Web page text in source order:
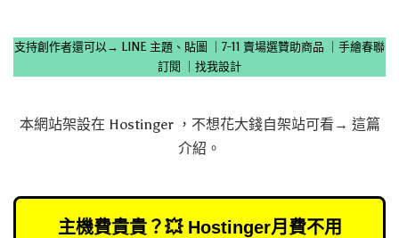
支持創作者還可以→ LINE 主題、貼圖 7-11 賣場選贊助商品
手繪春聯
訂閱
找我設計
本網站架設在 Hostinger，不想花大錢自架站可看→ 這篇
介紹 。
主機費貴貴？💥 Hostinger月費不用